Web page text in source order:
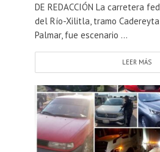
DE REDACCIÓN La carretera
del Río-Xilitla, tramo
Palmar, fue escenario ...
LEER MÁS